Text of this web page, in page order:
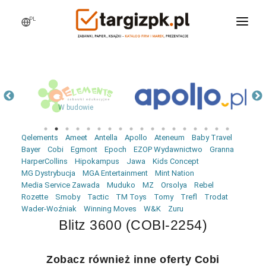
PL
PRODUKTY
AKTUALNOŚCI
LOGOWANIE
REJESTRACJA
Qelements Ameet Antella Apollo Ateneum
Baby Travel
Bayer
Cobi Egmont Epoch EZOP Wydawnictwo
Granna
HarperCollins
Hipokampus Jawa
Kids Concept
MG Dystrybucja
MGA Entertainment
Mint Nation
Media Service Zawada
Muduko MZ Orsolya
Rebel
Rozette
Smoby Tactic TM Toys Tomy Trefl
Trodat
Wader-Woźniak
Winning Moves W&K Zuru
Blitz 3600 (COBI-2254)
Zobacz również inne oferty Cobi